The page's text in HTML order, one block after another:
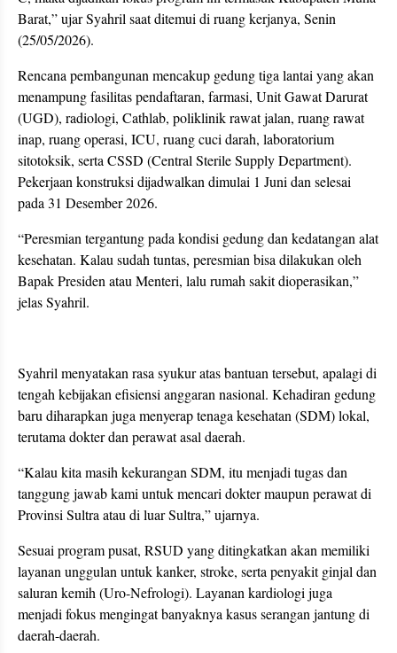
Barat,” ujar Syahril saat ditemui di ruang kerjanya, Senin
(25/05/2026).
Rencana pembangunan mencakup gedung tiga lantai yang akan
menampung fasilitas pendaftaran, farmasi, Unit Gawat Darurat
(UGD), radiologi, Cathlab, poliklinik rawat jalan, ruang rawat
inap, ruang operasi, ICU, ruang cuci darah, laboratorium
sitotoksik, serta CSSD (Central Sterile Supply Department).
Pekerjaan konstruksi dijadwalkan dimulai 1 Juni dan selesai
pada 31 Desember 2026.
“Peresmian tergantung pada kondisi gedung dan kedatangan alat
kesehatan. Kalau sudah tuntas, peresmian bisa dilakukan oleh
Bapak Presiden atau Menteri, lalu rumah sakit dioperasikan,”
jelas Syahril.
Syahril menyatakan rasa syukur atas bantuan tersebut, apalagi di
tengah kebijakan efisiensi anggaran nasional. Kehadiran gedung
baru diharapkan juga menyerap tenaga kesehatan (SDM) lokal,
terutama dokter dan perawat asal daerah.
“Kalau kita masih kekurangan SDM, itu menjadi tugas dan
tanggung jawab kami untuk mencari dokter maupun perawat di
Provinsi Sultra atau di luar Sultra,” ujarnya.
Sesuai program pusat, RSUD yang ditingkatkan akan memiliki
layanan unggulan untuk kanker, stroke, serta penyakit ginjal dan
saluran kemih (Uro-Nefrologi). Layanan kardiologi juga
menjadi fokus mengingat banyaknya kasus serangan jantung di
daerah-daerah.